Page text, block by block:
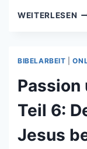
WEITERLESEN IN
BIBELARBEIT |
Passion
Teil 6:
Jesus